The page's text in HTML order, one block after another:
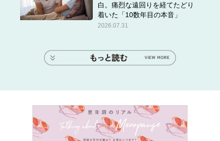
白。痛烈な遠回りを経てたどり
着いた「10数年目の本音」
2026.07.31